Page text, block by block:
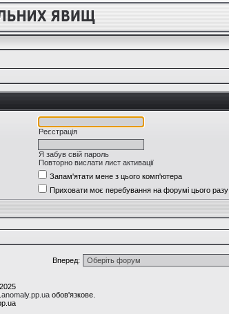
Реєстрація
Я забув свій пароль
Повторно вислати лист активації
Запам'ятати мене з цього комп'ютера
Приховати моє перебування на форумі цього разу
Вперед:
обов'язкове.